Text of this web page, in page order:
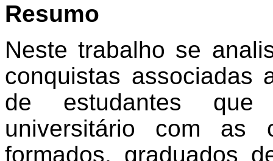
Resumo
Neste trabalho se
conquistas associadas
de estudantes que
universitário com as
formados, graduados